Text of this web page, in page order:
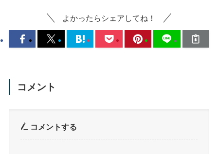
よかったらシェアしてね！
コメント
コメントする